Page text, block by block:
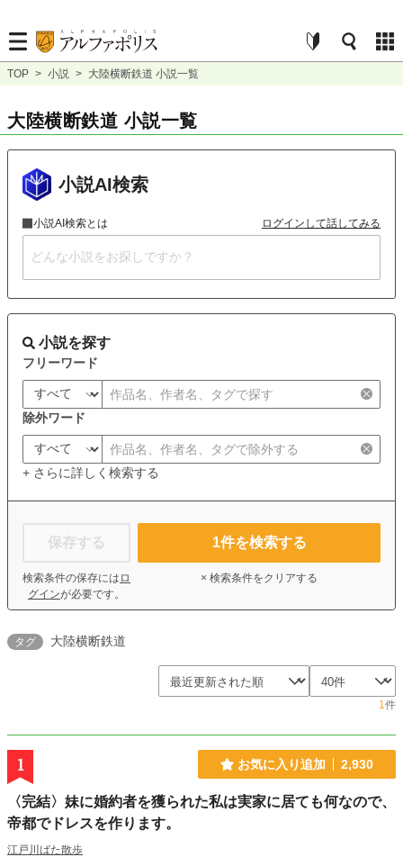
TOP > 小説 > 大陸横断鉄道 小説一覧
大陸横断鉄道 小説一覧
小説AI検索
小説AI検索とは ログインして話してみる
小説を探す
フリーワード
除外ワード
+ さらに詳しく検索する
保存する
検索条件の保存には ロ
グインが必要です。
1件を検索する
× 検索条件をクリアする
タグ 大陸横断鉄道
1件
1 お気に入り追加 2,930
〈完結〉妹に婚約者を獲られた私は実家に居ても何なので、
帝都でドレスを作ります。
江戸川ばた散歩